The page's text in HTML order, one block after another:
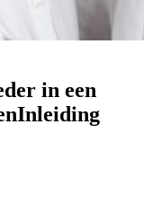
in een